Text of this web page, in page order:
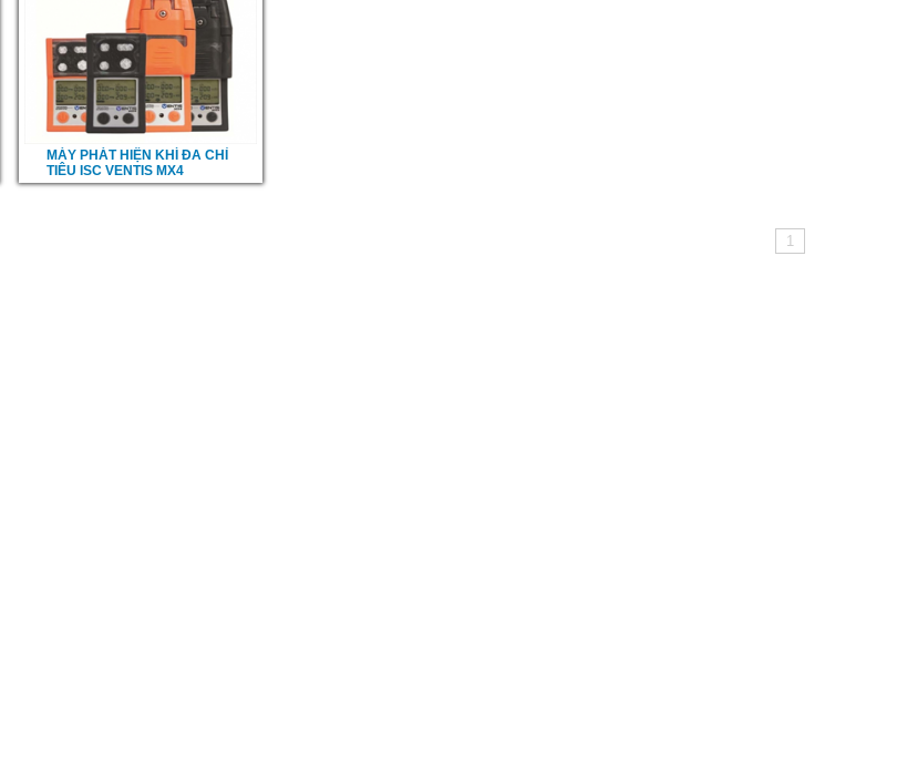
MÁY PHÁT HIỆN KHÍ ĐA CHỈ
TIÊU ISC VENTIS MX4
1